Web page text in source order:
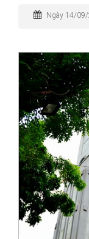
Ngày 14/